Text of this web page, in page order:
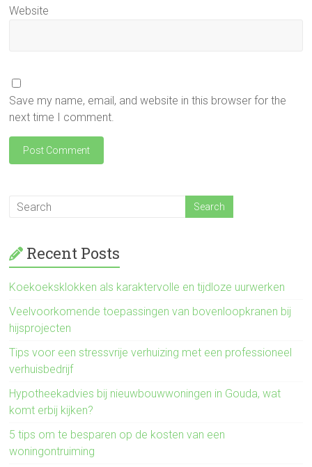
Website
Save my name, email, and website in this browser for the
next time I comment.
Recent Posts
Koekoeksklokken als karaktervolle en tijdloze uurwerken
Veelvoorkomende toepassingen van bovenloopkranen bij
hijsprojecten
Tips voor een stressvrije verhuizing met een professioneel
verhuisbedrijf
Hypotheekadvies bij nieuwbouwwoningen in Gouda, wat
komt erbij kijken?
5 tips om te besparen op de kosten van een
woningontruiming